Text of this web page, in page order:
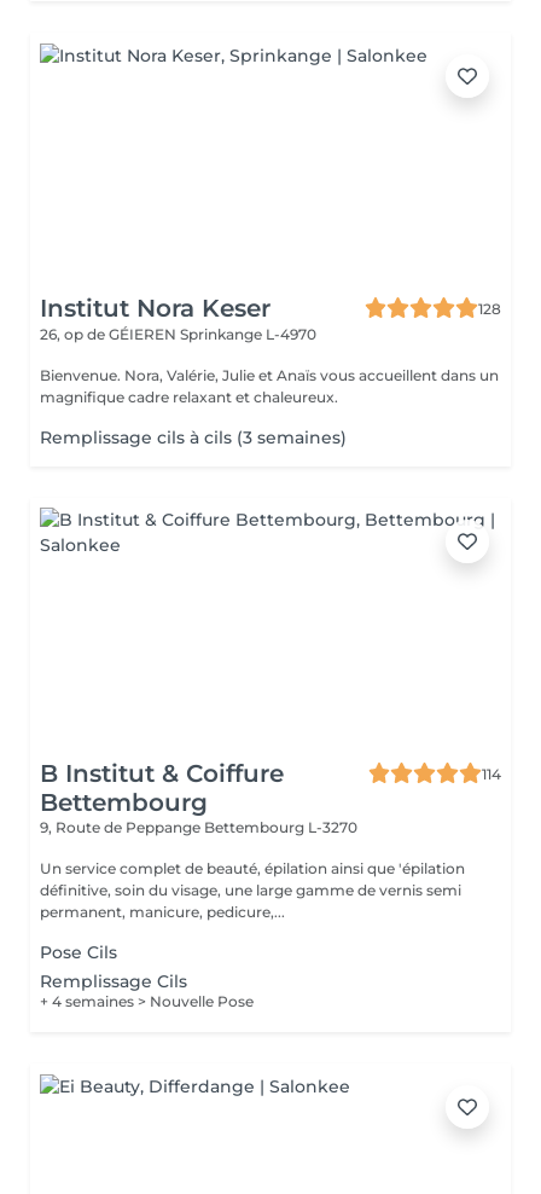
Institut Nora Keser
128
26, op de GÉIEREN Sprinkange L-4970
Bienvenue. Nora, Valérie, Julie et Anaïs vous accueillent dans un
magnifique cadre relaxant et chaleureux.
Remplissage cils à cils (3 semaines)
B Institut & Coiffure
Bettembourg
114
9, Route de Peppange Bettembourg L-3270
Un service complet de beauté, épilation ainsi que 'épilation
définitive, soin du visage, une large gamme de vernis semi
permanent, manicure, pedicure,...
Pose Cils
Remplissage Cils
+ 4 semaines > Nouvelle Pose